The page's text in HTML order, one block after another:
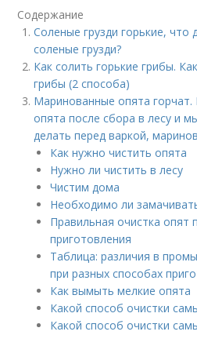
Содержание
Соленые грузди горькие, что
соленые грузди?
Как солить горькие грибы.
грибы (2 способа)
Маринованные опята горчат.
опята после сбора в лесу и
делать перед варкой,
Как нужно чистить опята
Нужно ли чистить в лесу
Чистим дома
Необходимо ли
Правильная очистка опят
приготовления
Таблица: различия в
при разных способах
Как вымыть мелкие опята
Какой способ очистки
Какой способ очистки